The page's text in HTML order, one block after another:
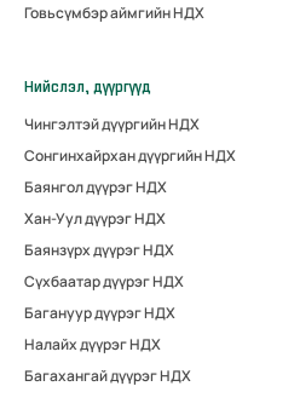
Говьсүмбэр аймгийн НДХ
Нийслэл, дүүргүүд
Чингэлтэй дүүргийн НДХ
Сонгинхайрхан дүүргийн НДХ
Баянгол дүүрэг НДХ
Хан-Уул дүүрэг НДХ
Баянзүрх дүүрэг НДХ
Сүхбаатар дүүрэг НДХ
Багануур дүүрэг НДХ
Налайх дүүрэг НДХ
Багахангай дүүрэг НДХ